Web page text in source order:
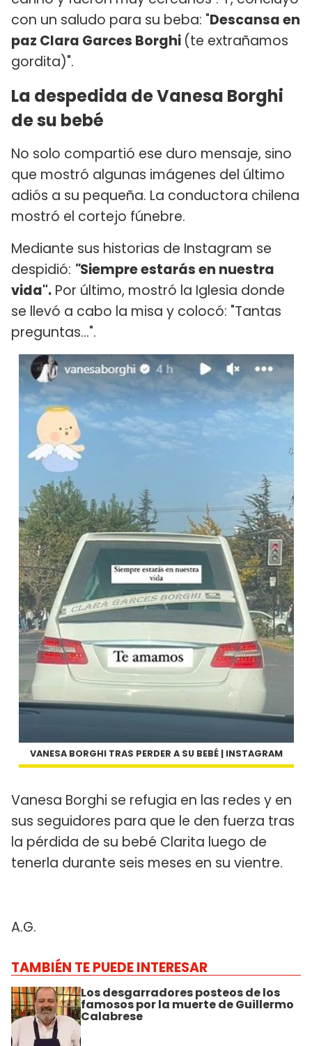
con un saludo para su beba: "Descansa en
paz Clara Garces Borghi (te extrañamos
gordita)".
La despedida de Vanesa Borghi
de su bebé
No solo compartió ese duro mensaje, sino
que mostró algunas imágenes del último
adiós a su pequeña. La conductora chilena
mostró el cortejo fúnebre.
Mediante sus historias de Instagram se
despidió: "Siempre estarás en nuestra
vida". Por último, mostró la Iglesia donde
se llevó a cabo la misa y colocó: "Tantas
preguntas...".
VANESA BORGHI TRAS PERDER A SU BEBÉ | INSTAGRAM
Vanesa Borghi se refugia en las redes y en
sus seguidores para que le den fuerza tras
la pérdida de su bebé Clarita luego de
tenerla durante seis meses en su vientre.
A.G.
TAMBIÉN TE PUEDE INTERESAR
Los desgarradores posteos de los
famosos por la muerte de Guillermo
Calabrese